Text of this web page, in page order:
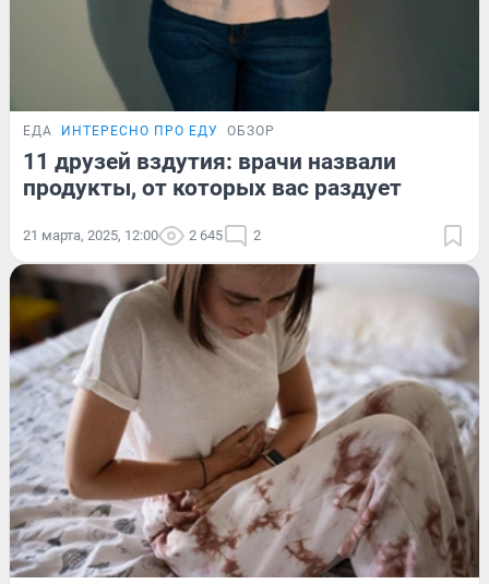
ЕДА ИНТЕРЕСНО ПРО ЕДУ ОБЗОР
11 друзей вздутия: врачи назвали
продукты, от которых вас раздует
21 марта, 2025, 12:00 2 645 2